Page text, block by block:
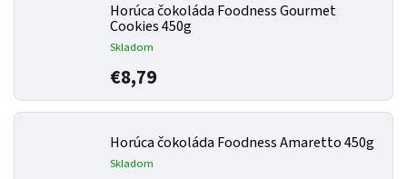
Horúca čokoláda Foodness Gourmet
Cookies 450g
Skladom
€8,79
Horúca čokoláda Foodness Amaretto 450g
Skladom